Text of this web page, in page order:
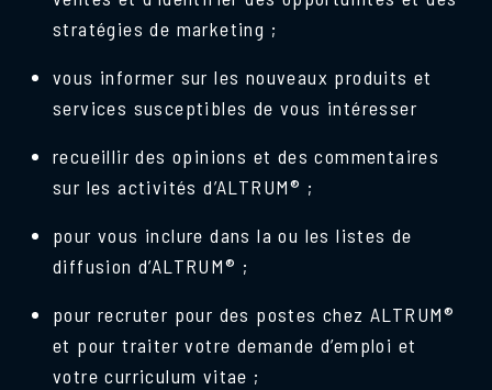
stratégies de marketing ;
vous informer sur les nouveaux produits et
services susceptibles de vous intéresser
recueillir des opinions et des commentaires
sur les activités d’ALTRUM® ;
pour vous inclure dans la ou les listes de
diffusion d’ALTRUM® ;
pour recruter pour des postes chez ALTRUM®
et pour traiter votre demande d’emploi et
votre curriculum vitae ;